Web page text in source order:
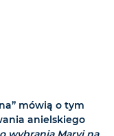
mówią o tym
anielskiego